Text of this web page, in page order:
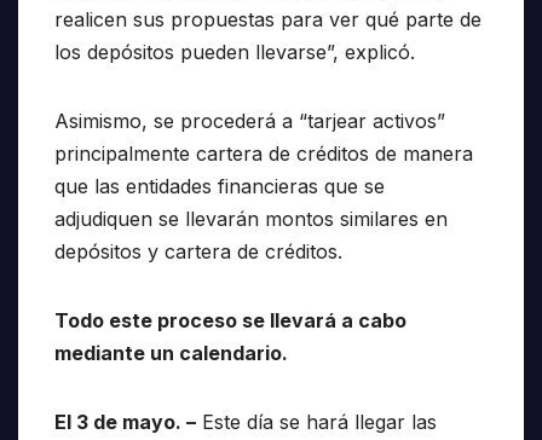
realicen sus propuestas para ver qué parte de
los depósitos pueden llevarse”, explicó.
Asimismo, se procederá a “tarjear activos”
principalmente cartera de créditos de manera
que las entidades financieras que se
adjudiquen se llevarán montos similares en
depósitos y cartera de créditos.
Todo este proceso se llevará a cabo
mediante un calendario.
El 3 de mayo. – Este día se hará llegar las